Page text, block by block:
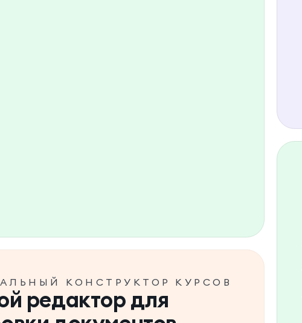
КОНСТРУКТОР КУРСОВ
редактор для